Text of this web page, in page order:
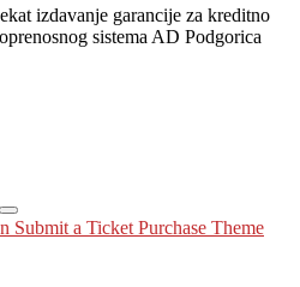
izdavanje garancije za kreditno
sistema AD Podgorica
Submit a Ticket Purchase Theme